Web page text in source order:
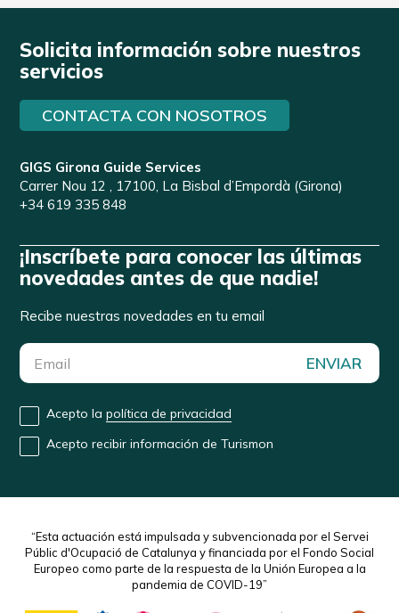
Solicita información sobre nuestros
servicios
CONTACTA CON NOSOTROS
GIGS Girona Guide Services
Carrer Nou 12 , 17100, La Bisbal d’Empordà (Girona)
+34 619 335 848
¡Inscríbete para conocer las últimas
novedades antes de que nadie!
Recibe nuestras novedades en tu email
ENVIAR
Acepto lapolítica de privacidad
Acepto recibir información de Turismon
“Esta actuación está impulsada y subvencionada por el Servei
Públic d'Ocupació de Catalunya y financiada por el Fondo Social
Europeo como parte de la respuesta de la Unión Europea a la
pandemia de COVID-19”